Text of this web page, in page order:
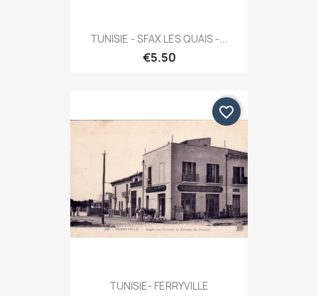
TUNISIE - SFAX LES QUAIS -...
€5.50
TUNISIE- FERRYVILLE
favorite_border